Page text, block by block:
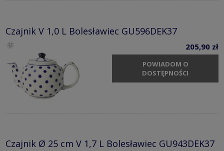
Czajnik V 1,0 L Bolesławiec GU596DEK37
205,90 zł
POWIADOM O
DOSTĘPNOŚCI
Czajnik Ø 25 cm V 1,7 L Bolesławiec GU943DEK37